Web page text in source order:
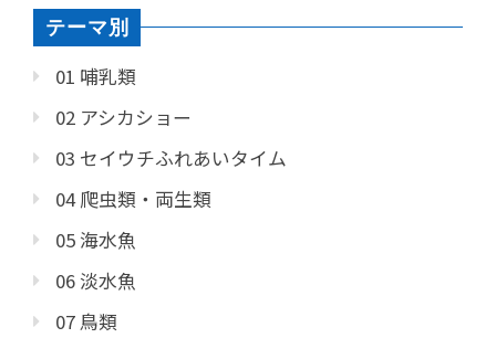
テーマ別
01 哺乳類
02 アシカショー
03 セイウチふれあいタイム
04 爬虫類・両生類
05 海水魚
06 淡水魚
07 鳥類